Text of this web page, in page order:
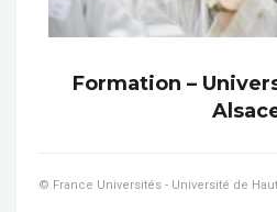
Formation –
© France Universités - Université de